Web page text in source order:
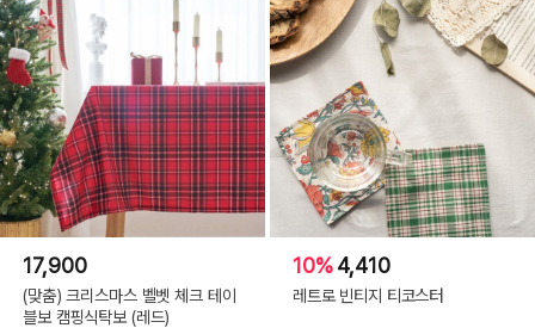
17,900
(맞춤) 크리스마스 벨벳 체크 테이
블보 캠핑식탁보 (레드)
10%4,410
레트로 빈티지 티코스터